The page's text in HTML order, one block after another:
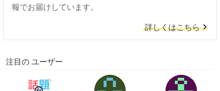
報でお届けしています。
詳しくはこちら
注目の ユーザー